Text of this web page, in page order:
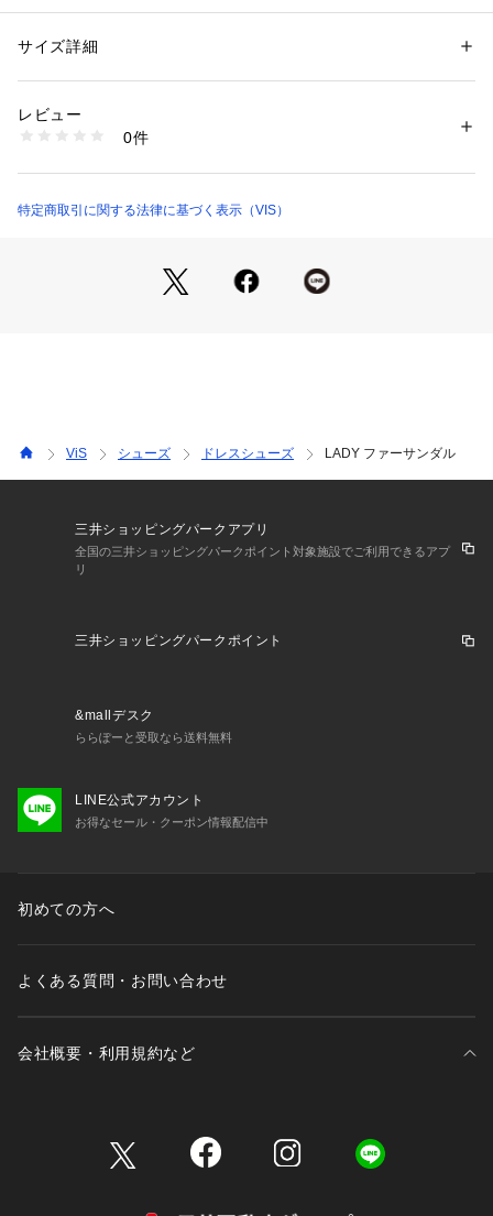
ファーにボリュームがある分すっきりとしたスクエアトゥと、
りに収まるように調整しました。
アッパーにボリュームがあるので底回りはベージュで軽めな仕
【カラー】
パンツの裾からふわっとファーを見せるのがおすすめです。
ある場合がございますが、商品に問題はございません。
※画像の商品はサンプルです。 実際の商品と仕様、加工、サイ
※重量はサンプルLサイズ・両足の測量になります。サイズに
よって多少異なる場合があります。
性別：レディース
素材：（甲材） ポリエステル （底材） 合成底
商品番号：
BVA44030 （ショップ）
サイズ詳細
レビュー
0件
特定商取引に関する法律に基づく表示（VIS）
ViS シューズ ドレスシューズ LADY ファーサンダル
三井ショッピングパークアプリ
全国の三井ショッピングパークポイント対象施設でご利用できるアプ
リ
三井ショッピングパークポイント
&mallデスク
ららぽーと受取なら送料無料
LINE公式アカウント
お得なセール・クーポン情報配信中
初めての方へ
よくある質問・お問い合わせ
会社概要・利用規約など